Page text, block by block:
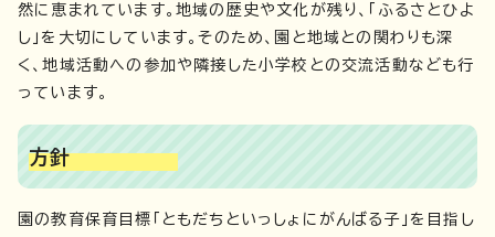
然に恵まれています。地域の歴史や文化が残り、「ふるさとひよ
し」を大切にしています。そのため、園と地域との関わりも深
く、地域活動への参加や隣接した小学校との交流活動なども行
っています。
方針
園の教育保育目標「ともだちといっしょにがんばる子」を目指し